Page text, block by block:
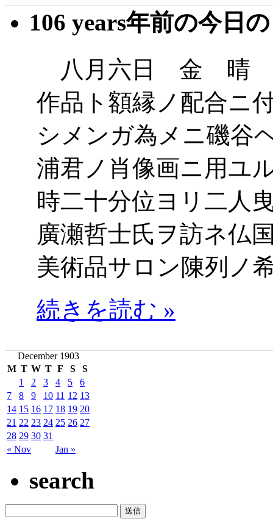
106 years年前の今日
八月六日 金 晴 午
作品ト額縁ノ配合ニ
シメンガ為メニ磯谷
浦君ノ肖像画ニ用ユ
時二十分位ヨリ二人
廣瀬哲士氏ヲ訪ネ仏
美術品サロン陳列ノ
続きを読む »
December 1903
M T W T F S S
« Nov Jan »
1 2 3 4 5
6
7
8 9 10 11 12 13
14 15 16 17 18 19 20
21 22 23 24 25 26 27
28 29 30 31
search